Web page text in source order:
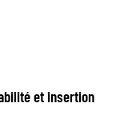
et insertion